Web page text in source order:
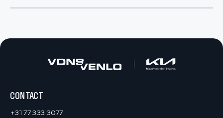
CONTACT
+31 77 333 3077